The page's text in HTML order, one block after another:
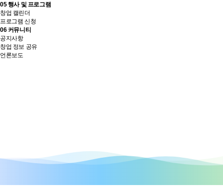
05행사 및 프로그램
창업 캘린더
프로그램 신청
06 커뮤니티
공지사항
창업 정보 공유
언론보도